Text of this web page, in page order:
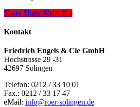
Share Share Share Pin
Kontakt
Friedrich Engels & Cie GmbH
Hochstrasse 29 -31
42697 Solingen
Telefon: 0212 / 33 10 01
Fax.: 0212 / 33 17 47
eMail: info@roer-solingen.de